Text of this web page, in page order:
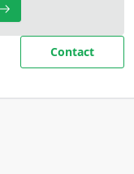
Contact